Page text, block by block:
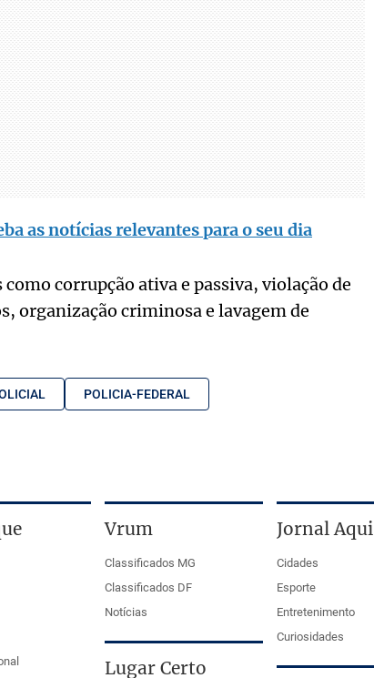
as notícias relevantes para o seu dia
corrupção ativa e passiva, violação de
organização criminosa e lavagem de
POLICIA-FEDERAL
Vrum
Classificados MG
Classificados DF
Notícias
Lugar Certo
Jornal Aqui
Cidades
Esporte
Entretenimento
Curiosidades